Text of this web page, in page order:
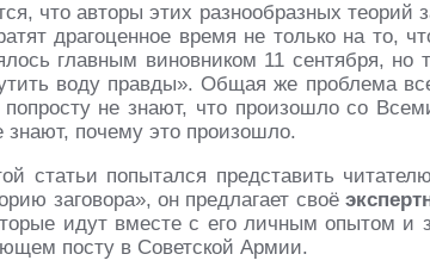
что авторы этих разнообразных теорий
драгоценное время не только на то,
главным виновником 11 сентября, но
воду правды». Общая же проблема
не знают, что произошло со
знают, почему это произошло.
статьи попытался представить
заговора», он предлагает своё
идут вместе с его личным опытом
посту в Советской Армии.